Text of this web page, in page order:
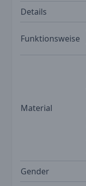
Details
Funktionsweise
Material
Gender